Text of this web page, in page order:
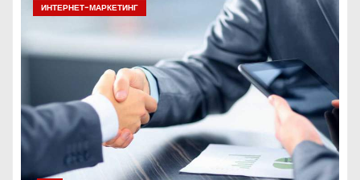
ИНТЕРНЕТ-МАРКЕТИНГ